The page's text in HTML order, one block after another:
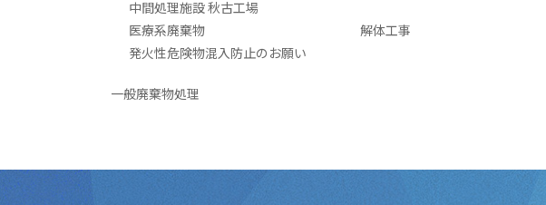
中間処理施設 秋古工場
医療系廃棄物
発火性危険物混入防止のお願い
一般廃棄物処理
解体工事